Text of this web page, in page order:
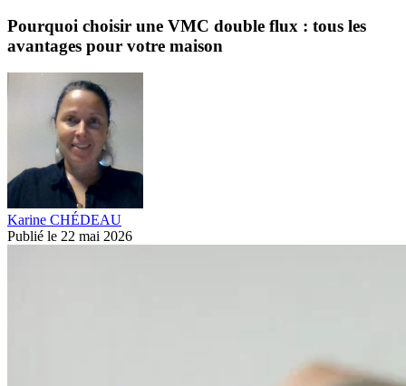
Pourquoi choisir une VMC double flux : tous les
avantages pour votre maison
Karine CHÉDEAU
Publié le 22 mai 2026